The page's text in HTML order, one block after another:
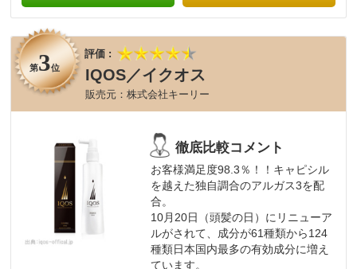
第3位 IQOS／イクオス
株式会社キーリー
お客様満足度98.3％！！キャピシル
を越えた独自調合のアルガス3を配
合。
10月20日（頭髪の日）にリニューア
ルがされて、成分が61種類から124
種類日本国内最多の有効成分に増え
ています。